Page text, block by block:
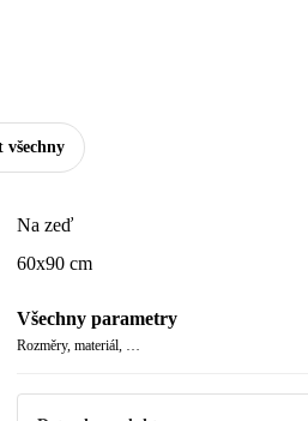
všechny
Na zeď
60x90 cm
Všechny parametry
Rozměry, materiál, …